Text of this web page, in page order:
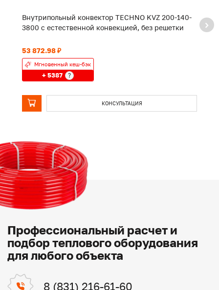
Внутрипольный конвектор TECHNO KVZ 200-140-
3800 с естественной конвекцией, без решетки
53 872.98 ₽
Мгновенный кеш-бэк
+ 5387 ?
КОНСУЛЬТАЦИЯ
Профессиональный расчет и
подбор теплового оборудования
для любого объекта
8 (831) 216-61-60